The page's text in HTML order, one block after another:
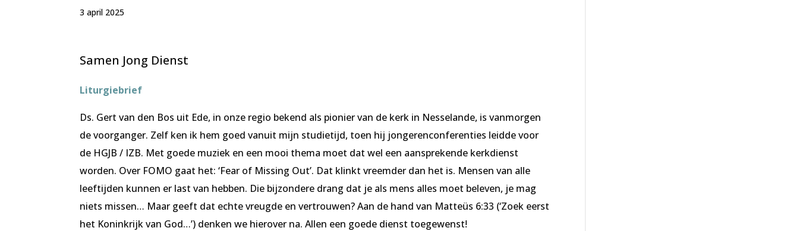
3 april 2025
Samen Jong Dienst
Liturgiebrief
Ds. Gert van den Bos uit Ede, in onze regio bekend als pionier van de kerk in Nesselande, is vanmorgen
de voorganger. Zelf ken ik hem goed vanuit mijn studietijd, toen hij jongerenconferenties leidde voor
de HGJB / IZB. Met goede muziek en een mooi thema moet dat wel een aansprekende kerkdienst
worden. Over FOMO gaat het: ‘Fear of Missing Out’. Dat klinkt vreemder dan het is. Mensen van alle
leeftijden kunnen er last van hebben. Die bijzondere drang dat je als mens alles moet beleven, je mag
niets missen… Maar geeft dat echte vreugde en vertrouwen? Aan de hand van Matteüs 6:33 (‘Zoek eerst
het Koninkrijk van God…’) denken we hierover na. Allen een goede dienst toegewenst!